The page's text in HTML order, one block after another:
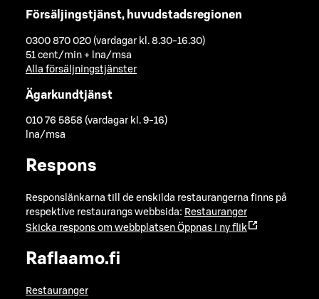
Försäljingstjänst, huvudstadsregionen
0300 870 020 (vardagar kl. 8.30-16.30)
51 cent/min + lna/msa
Alla försäljningstjänster
Ägarkundtjänst
010 76 5858 (vardagar kl. 9-16)
lna/msa
Respons
Responslänkarna till de enskilda restaurangerna finns på
respektive restaurangs webbsida: Restauranger
Skicka respons om webbplatsen Öppnas i ny flik
Raflaamo.fi
Restauranger